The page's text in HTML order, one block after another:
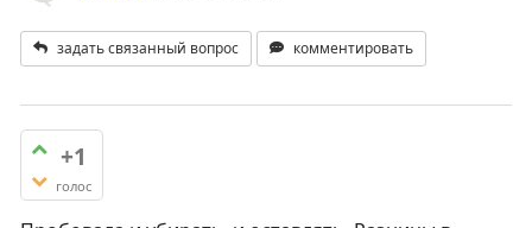
задать связанный вопрос комментировать
+1
голос